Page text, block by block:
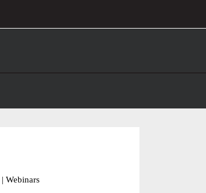
| Webinars